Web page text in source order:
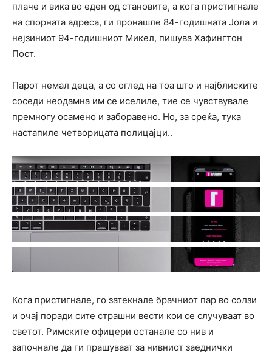
плаче и вика во еден од становите, а кога пристигнале
на спорната адреса, ги пронашле 84-годишната Јола и
нејзиниот 94-годишниот Микел, пишува Хафингтон
Пост.
Парот немал деца, а со оглед на тоа што и најблиските
соседи неодамна им се иселиле, тие се чувствувале
премногу осамено и заборавено. Но, за среќа, тука
настапиле четворицата полицајци..
Кога пристигнале, го затекнале брачниот пар во солзи
и очај поради сите cтpашни вести кои се случуваат во
светот. Римските офицери останале со нив и
започнале да ги прашуваат за нивниот заеднички